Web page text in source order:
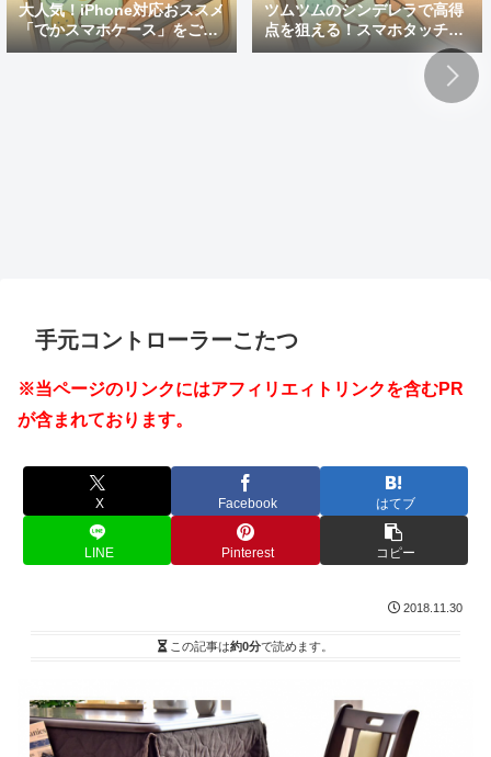
大人気！iPhone対応おススメ
「でかスマホケース」をご紹
介
ツムツムのシンデレラで高得
点を狙える！スマホタッチペ
ン
手元コントローラーこたつ
※当ページのリンクにはアフィリエィトリンクを含むPR
が含まれております。
X Facebook はてブ
LINE Pinterest コピー
2018.11.30
この記事は約0分で読めます。